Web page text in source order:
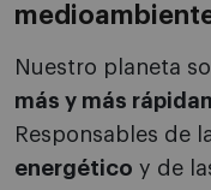
Nuestro planeta
más y más
Responsables de
energético y de